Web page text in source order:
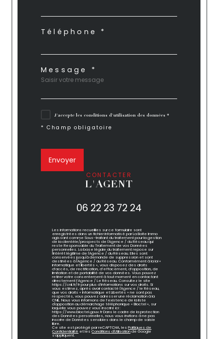
Téléphone *
Message *
J'accepte les conditions d'utilisation des données *
* Champ obligatoire
Envoyer
CONTACTER
L'AGENT
06 22 23 72 24
Les informations recueillies sur ce formulaire sont
enregistrées dans un fichier informatisé par La Boite Immo
agissant comme Sous-traitant du traitement pour la gestion
de la clientèle/prospects de l'Agence / du Réseau qui
reste Responsable du Traitement de vos Données
personnelles. La base légale du traitement repose sur
l'intérêt légitime de l'Agence / du Réseau. Elles sont
conservées jusqu'à demande de suppression et sont
destinées à l'Agence / au Réseau. Conformément à la loi «
informatique et libertés », vous disposez des droits
d’accès, de rectification, d’effacement, d’opposition, de
limitation et de portabilité de vos données. Vous pouvez
retirer votre consentement à tout moment en contactant
directement l’Agence / Le Réseau. Consultez le site
https://cnil.fr/fr pour plus d’informations sur vos droits. Si
vous estimez, après avoir contacté l'Agence / le Réseau,
que vos droits « Informatique et Libertés » ne sont pas
respectés, vous pouvez adresser une réclamation à la
CNIL. Nous vous informons de l’existence de la liste
d'opposition au démarchage téléphonique « Bloctel », sur
laquelle vous pouvez vous inscrire ici :
https://www.bloctel.gouv.fr Dans le cadre de la protection
des Données personnelles, nous vous invitons à ne pas
inscrire de Données sensibles dans le champ de saisie
libre.
Ce site est protégé par reCAPTCHA, lesPolitiques de
Confidentialité et lesConditions d'Utilisationde Google
s'appliquent.